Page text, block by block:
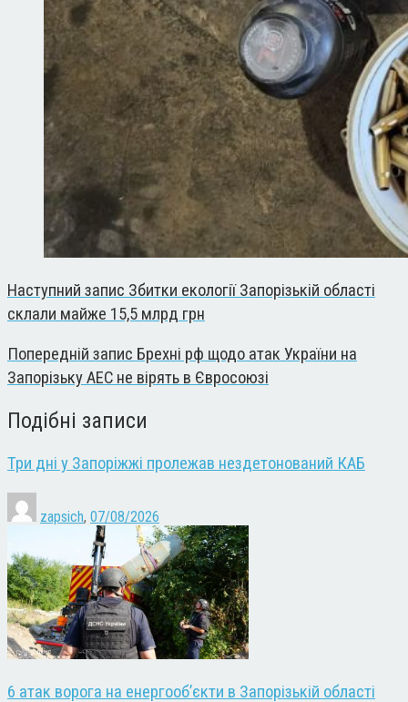
Наступний запис Збитки екології Запорізькій області
склали майже 15,5 млрд грн
Попередній запис Брехні рф щодо атак України на
Запорізьку АЕС не вірять в Євросоюзі
Подібні записи
Три дні у Запоріжжі пролежав нездетонований КАБ
zapsich, 07/08/2026
6 атак ворога на енергооб’єкти в Запорізькій області